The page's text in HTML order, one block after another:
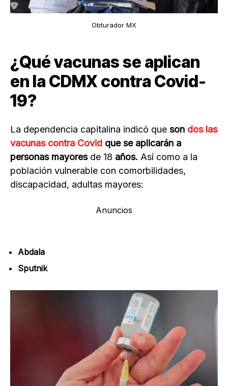
Obturador MX
¿Qué vacunas se aplican
en la CDMX contra Covid-
19?
La dependencia capitalina indicó que son dos las
vacunas contra Covid que se aplicarán a
personas mayoresde 18 años. Así como a la
población vulnerable con comorbilidades,
discapacidad, adultas mayores:
Anuncios
Abdala
Sputnik